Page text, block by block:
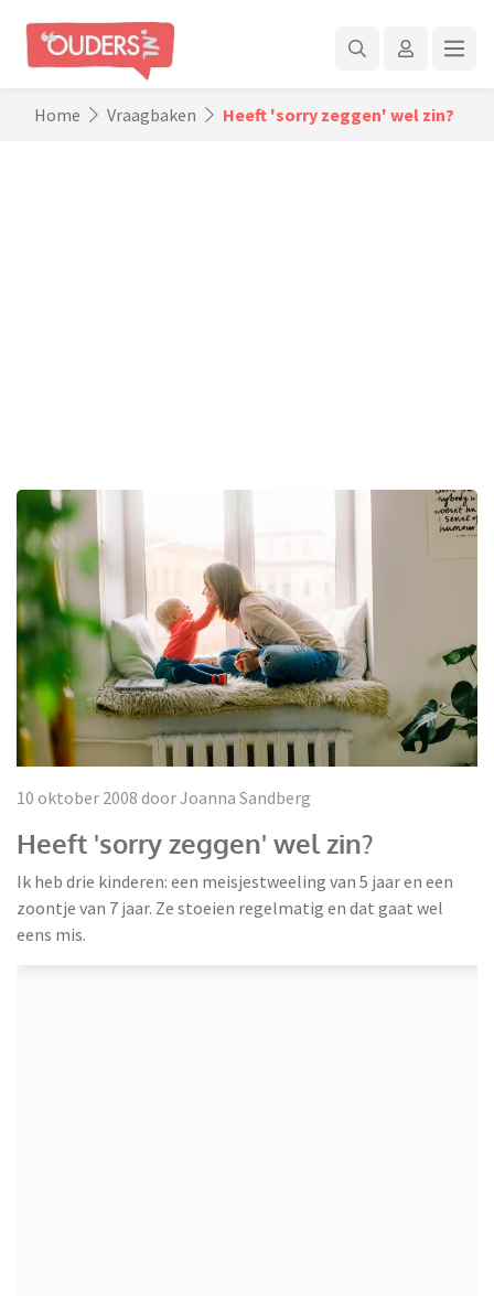
Home Vraagbaken Heeft 'sorry zeggen' wel zin?
10 oktober 2008 door Joanna Sandberg
Heeft 'sorry zeggen' wel zin?
Ik heb drie kinderen: een meisjestweeling van 5 jaar en een
zoontje van 7 jaar. Ze stoeien regelmatig en dat gaat wel
eens mis.